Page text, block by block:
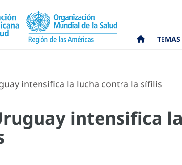
TEMAS
intensifica la lucha contra la sífilis
intensifica la